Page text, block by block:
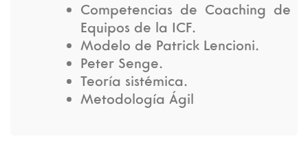
Competencias de Coaching de
Equipos de la ICF.
Modelo de Patrick Lencioni.
Peter Senge.
Teoría sistémica.
Metodología Ágil